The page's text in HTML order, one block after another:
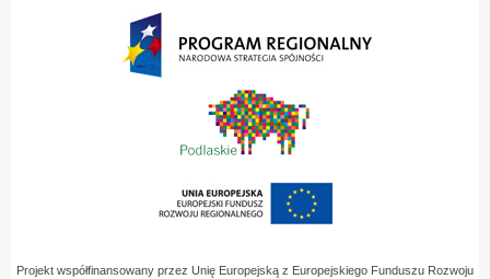
Projekt współfinansowany przez Unię Europejską z Europejskiego Funduszu Rozwoju